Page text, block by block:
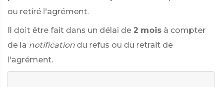
ou retiré l'agrément.
Il doit être fait dans un délai de 2 mois à compter
de la notification du refus ou du retrait de
l'agrément.